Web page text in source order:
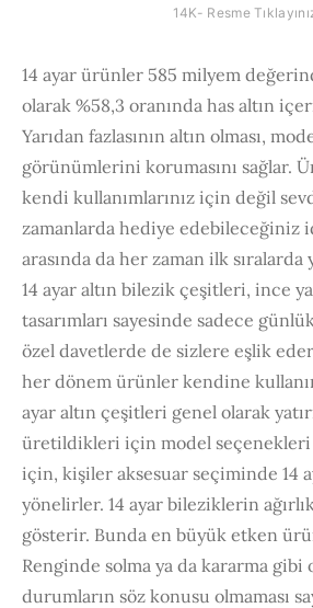
14K- Resme
14 ayar ürünler 585 milyem
olarak %58,3 oranında has altın
Yarıdan fazlasının altın olması,
görünümlerini korumasını sağlar.
kendi kullanımlarınız için değil
zamanlarda hediye edebileceğiniz
arasında da her zaman ilk sıralarda
14 ayar altın bilezik çeşitleri, ince
tasarımları sayesinde sadece
özel davetlerde de sizlere eşlik
her dönem ürünler kendine
ayar altın çeşitleri genel olarak
üretildikleri için model seçenekleri
için, kişiler aksesuar seçiminde 14
yönelirler. 14 ayar bileziklerin
gösterir. Bunda en büyük etken
Renginde solma ya da kararma gibi
durumların söz konusu olmaması